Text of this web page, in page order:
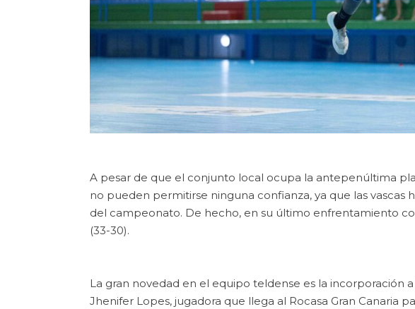
A pesar de que el conjunto local ocupa la antepenúltima
no pueden permitirse ninguna confianza, ya que las
del campeonato. De hecho, en su último enfrentamiento
(33-30).
La gran novedad en el equipo teldense es la incorporación
Jhenifer Lopes, jugadora que llega al Rocasa Gran Canaria